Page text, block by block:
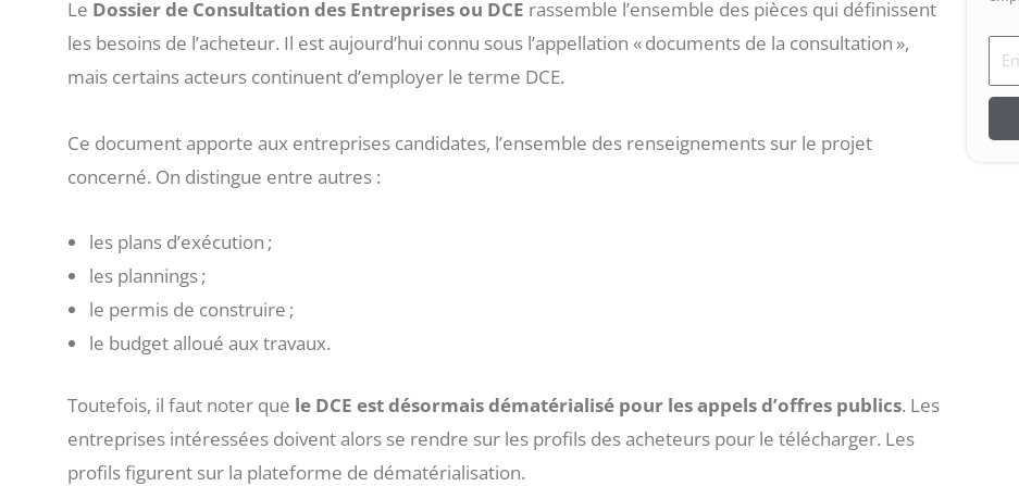
Le Dossier de Consultation des Entreprises ou DCE rassemble l’ensemble des pièces qui définissent
les besoins de l’acheteur. Il est aujourd’hui connu sous l’appellation « documents de la consultation »,
mais certains acteurs continuent d’employer le terme DCE.
Ce document apporte aux entreprises candidates, l’ensemble des renseignements sur le projet
concerné. On distingue entre autres :
les plans d’exécution ;
les plannings ;
le permis de construire ;
le budget alloué aux travaux.
Toutefois, il faut noter que le DCE est désormais dématérialisé pour les appels d’offres publics. Les
entreprises intéressées doivent alors se rendre sur les profils des acheteurs pour le télécharger. Les
profils figurent sur la plateforme de dématérialisation.